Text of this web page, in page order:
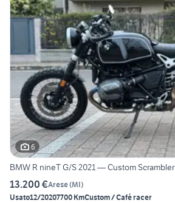
6
BMW R nineT G/S 2021 — Custom Scrambler
13.200 €Arese(MI)
Usato12/20207700 KmCustom / Café racer